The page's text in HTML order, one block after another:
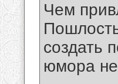
Чем
создать
юмора